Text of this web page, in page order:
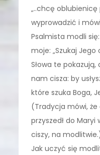
„..chcę
wyprowadzić i
Psalmista modli
moje: „Szukaj Jego
Słowa te
nam cisza: by
które szuka Boga,
(Tradycja mówi, że
przyszedł do Maryi
ciszy, na
Jak uczyć się